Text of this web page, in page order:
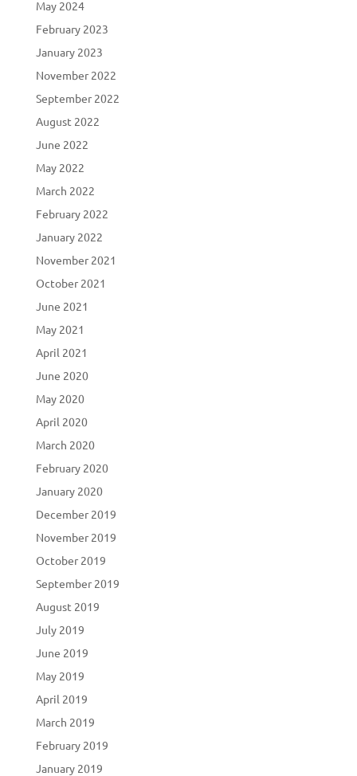
May 2024
February 2023
January 2023
November 2022
September 2022
August 2022
June 2022
May 2022
March 2022
February 2022
January 2022
November 2021
October 2021
June 2021
May 2021
April 2021
June 2020
May 2020
April 2020
March 2020
February 2020
January 2020
December 2019
November 2019
October 2019
September 2019
August 2019
July 2019
June 2019
May 2019
April 2019
March 2019
February 2019
January 2019